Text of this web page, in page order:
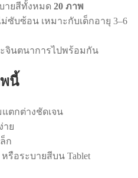
ายสีทั้งหมด 20 ภาพ
ซับซ้อน เหมาะกับเด็กอายุ 3–6
จินตนาการไปพร้อมกัน
นี้
แตกต่างชัดเจน
าย
ก
รือระบายสีบน Tablet